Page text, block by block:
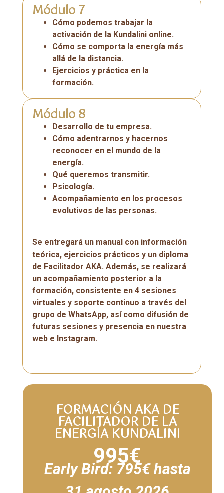
Módulo 7
Cómo podemos trabajar la
activación de la Kundalini online.
Cómo se comporta la energía más
allá de la distancia.
Ejercicios y práctica en la
formación.
Módulo 8
Desarrollo de tu empresa.
Cómo adentrarnos y hacernos
reconocer en el mundo de la
energía.
Qué queremos transmitir.
Psicología.
Acompañamiento en los procesos
evolutivos de las personas.
Se entregará un manual con información
teórica, ejercicios prácticos y un diploma
de Facilitador AKA. Además, se realizará
un acompañamiento posterior a la
formación, consistente en 4 sesiones
virtuales y soporte continuo a través del
grupo de WhatsApp, así como difusión de
futuras sesiones y presencia en nuestra
web e Instagram.
FORMACIÓN AKA DE
FACILITADOR DE LA
ENERGÍA KUNDALINI
995€
Early Bird: 795€ hasta